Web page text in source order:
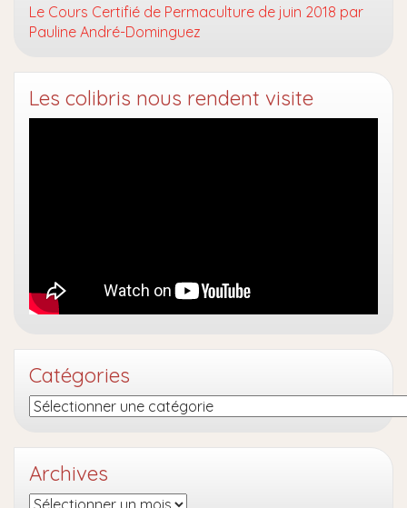
Le Cours Certifié de Permaculture de juin 2018 par
Pauline André-Dominguez
Les colibris nous rendent visite
Catégories
Catégories
Archives
Archives